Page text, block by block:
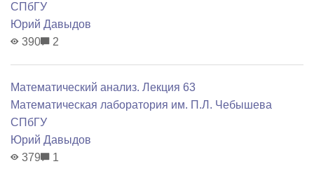
СПбГУ
Юрий Давыдов
390
2
Математический анализ. Лекция 63
Математичеcкая лаборатория им. П.Л. Чебышева
СПбГУ
Юрий Давыдов
379
1